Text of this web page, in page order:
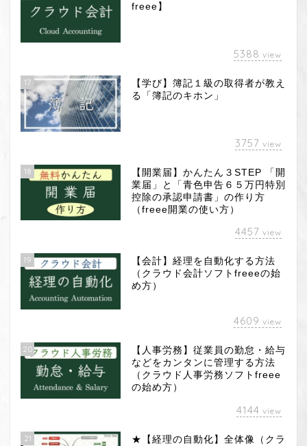
freee】
5388 view
17
【学び】簿記１級の取得者が教え
る「簿記のキホン」
3757 view
18
【開業届】かんたん３STEP 「開
業届」と「青色申告６５万円特別
控除の承認申請書」の作り方
（freee開業の使い方）
4457 view
19
【会計】経理を自動化する方法
（クラウド会計ソフトfreeeの始
め方）
4609 view
20
【人事労務】従業員の勤怠・給与
などをカンタンに管理する方法
（クラウド人事労務ソフトfreee
の始め方）
4144 view
21
★【経理の自動化】全体像（クラ